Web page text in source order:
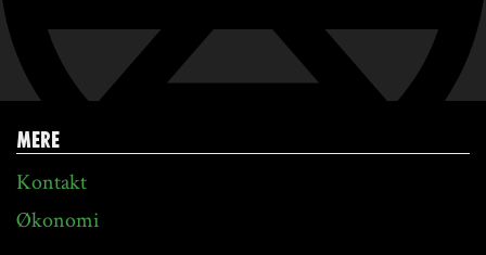
MERE
Kontakt
Økonomi